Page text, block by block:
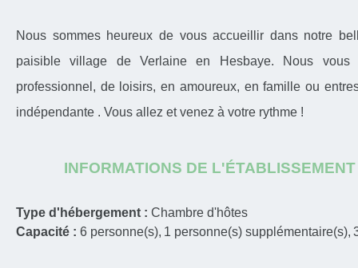
Nous sommes heureux de vous accueillir dans notre
paisible village de Verlaine en Hesbaye. Nous
professionnel, de loisirs, en amoureux, en famille ou
indépendante . Vous allez et venez à votre rythme !
INFORMATIONS DE L'ÉTABLISSEMENT
Type d'hébergement : Chambre d'hôtes
Capacité : 6 personne(s) 1 personne(s) supplémentaire(s)